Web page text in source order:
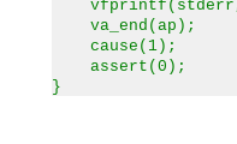
vfprintf(stderr,
va_end(ap);
cause(1);
assert(0);
}